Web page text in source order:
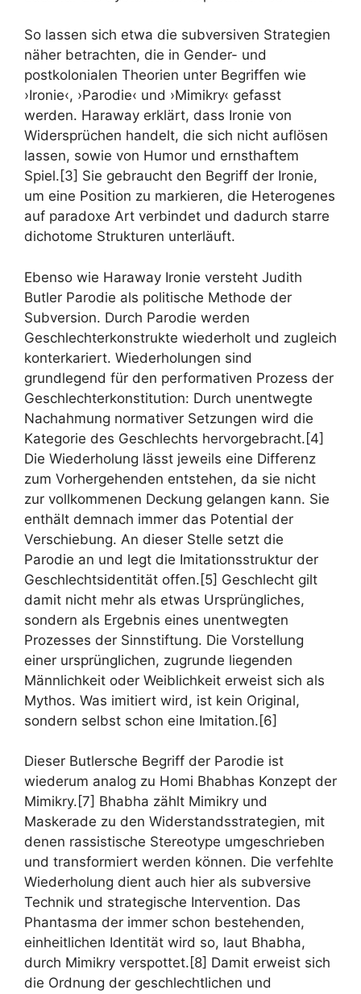
So lassen sich etwa die subversiven Strategien
näher betrachten, die in Gender- und
postkolonialen Theorien unter Begriffen wie
›Ironie‹, ›Parodie‹ und ›Mimikry‹ gefasst
werden. Haraway erklärt, dass Ironie von
Widersprüchen handelt, die sich nicht auflösen
lassen, sowie von Humor und ernsthaftem
Spiel.[3] Sie gebraucht den Begriff der Ironie,
um eine Position zu markieren, die Heterogenes
auf paradoxe Art verbindet und dadurch starre
dichotome Strukturen unterläuft.
Ebenso wie Haraway Ironie versteht Judith
Butler Parodie als politische Methode der
Subversion. Durch Parodie werden
Geschlechterkonstrukte wiederholt und zugleich
konterkariert. Wiederholungen sind
grundlegend für den performativen Prozess der
Geschlechterkonstitution: Durch unentwegte
Nachahmung normativer Setzungen wird die
Kategorie des Geschlechts hervorgebracht.[4]
Die Wiederholung lässt jeweils eine Differenz
zum Vorhergehenden entstehen, da sie nicht
zur vollkommenen Deckung gelangen kann. Sie
enthält demnach immer das Potential der
Verschiebung. An dieser Stelle setzt die
Parodie an und legt die Imitationsstruktur der
Geschlechtsidentität offen.[5] Geschlecht gilt
damit nicht mehr als etwas Ursprüngliches,
sondern als Ergebnis eines unentwegten
Prozesses der Sinnstiftung. Die Vorstellung
einer ursprünglichen, zugrunde liegenden
Männlichkeit oder Weiblichkeit erweist sich als
Mythos. Was imitiert wird, ist kein Original,
sondern selbst schon eine Imitation.[6]
Dieser Butlersche Begriff der Parodie ist
wiederum analog zu Homi Bhabhas Konzept der
Mimikry.[7] Bhabha zählt Mimikry und
Maskerade zu den Widerstandsstrategien, mit
denen rassistische Stereotype umgeschrieben
und transformiert werden können. Die verfehlte
Wiederholung dient auch hier als subversive
Technik und strategische Intervention. Das
Phantasma der immer schon bestehenden,
einheitlichen Identität wird so, laut Bhabha,
durch Mimikry verspottet.[8] Damit erweist sich
die Ordnung der geschlechtlichen und